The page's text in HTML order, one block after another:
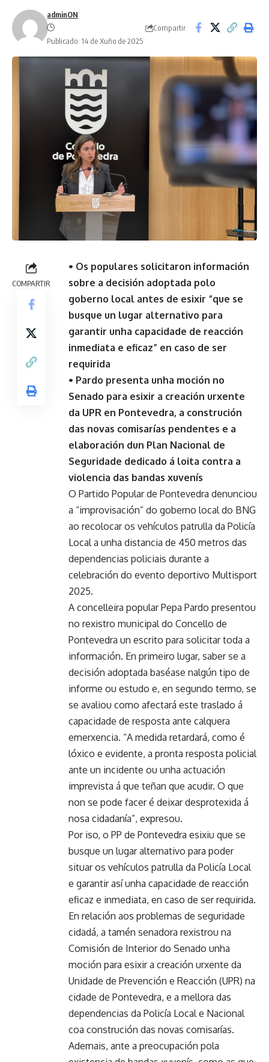
adminON
Publicado: 14 de Xuño de 2025
Compartir
COMPARTIR
• Os populares solicitaron información
sobre a decisión adoptada polo
goberno local antes de esixir “que se
busque un lugar alternativo para
garantir unha capacidade de reacción
inmediata e eficaz” en caso de ser
requirida
• Pardo presenta unha moción no
Senado para esixir a creación urxente
da UPR en Pontevedra, a construción
das novas comisarías pendentes e a
elaboración dun Plan Nacional de
Seguridade dedicado á loita contra a
violencia das bandas xuvenís
O Partido Popular de Pontevedra denunciou
a “improvisación” do goberno local do BNG
ao recolocar os vehículos patrulla da Policía
Local a unha distancia de 450 metros das
dependencias policiais durante a
celebración do evento deportivo Multisport
2025.
A concelleira popular Pepa Pardo presentou
no rexistro municipal do Concello de
Pontevedra un escrito para solicitar toda a
información. En primeiro lugar, saber se a
decisión adoptada baséase nalgún tipo de
informe ou estudo e, en segundo termo, se
se avaliou como afectará este traslado á
capacidade de resposta ante calquera
emerxencia. “A medida retardará, como é
lóxico e evidente, a pronta resposta policial
ante un incidente ou unha actuación
imprevista á que teñan que acudir. O que
non se pode facer é deixar desprotexida á
nosa cidadanía”, expresou.
Por iso, o PP de Pontevedra esixiu que se
busque un lugar alternativo para poder
situar os vehículos patrulla da Policía Local
e garantir así unha capacidade de reacción
eficaz e inmediata, en caso de ser requirida.
En relación aos problemas de seguridade
cidadá, a tamén senadora rexistrou na
Comisión de Interior do Senado unha
moción para esixir a creación urxente da
Unidade de Prevención e Reacción (UPR) na
cidade de Pontevedra, e a mellora das
dependencias da Policía Local e Nacional
coa construción das novas comisarías.
Ademais, ante a preocupación pola